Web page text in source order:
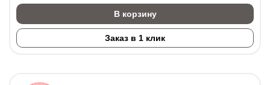
В корзину
Заказ в 1 клик